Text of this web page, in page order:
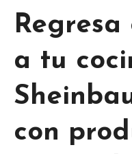
a tu
con